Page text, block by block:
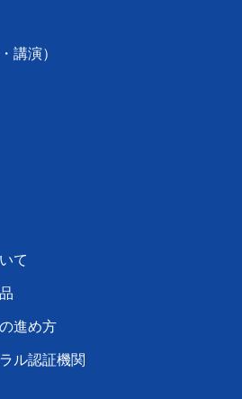
講演）
て
進め方
ル認証機関